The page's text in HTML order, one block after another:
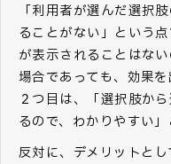
「利用者が選んだ選択
ることがない」という
が表示されることはな
場合であっても、効果を
２つ目は、「選択肢か
るので、わかりやすい」
反対に、デメリットと